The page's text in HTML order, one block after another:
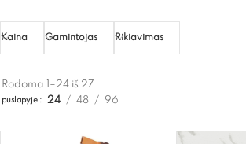
Kaina Gamintojas Rikiavimas
Rodoma 1–24 iš 27
puslapyje 24 48 96